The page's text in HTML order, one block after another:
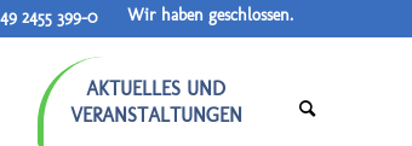
2455 399-0 Wir haben geschlossen.
AKTUELLES UND
VERANSTALTUNGEN